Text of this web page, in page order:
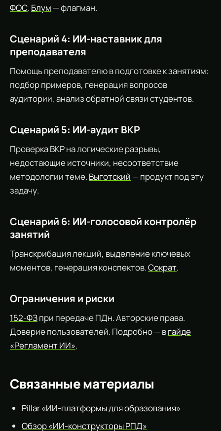
ФОС. Блум — флагман.
Сценарий 4: ИИ-наставник для
преподавателя
Помощь преподавателю в подготовке к занятиям:
подбор примеров, генерация вопросов
аудитории, анализ обратной связи студентов.
Сценарий 5: ИИ-аудит ВКР
Проверка ВКР на логические разрывы,
недостающие источники, несоответствие
методологии теме. Выготский — продукт под эту
задачу.
Сценарий 6: ИИ-голосовой контролёр
занятий
Транскрибация лекций, выделение ключевых
моментов, генерация конспектов.Сократ.
Ограничения и риски
152-ФЗпри передаче ПДн. Авторские права.
Доверие пользователей. Подробно — вгайде
«Регламент ИИ».
Связанные материалы
Pillar «ИИ-платформы для образования»
Обзор «ИИ-конструкторы РПД»